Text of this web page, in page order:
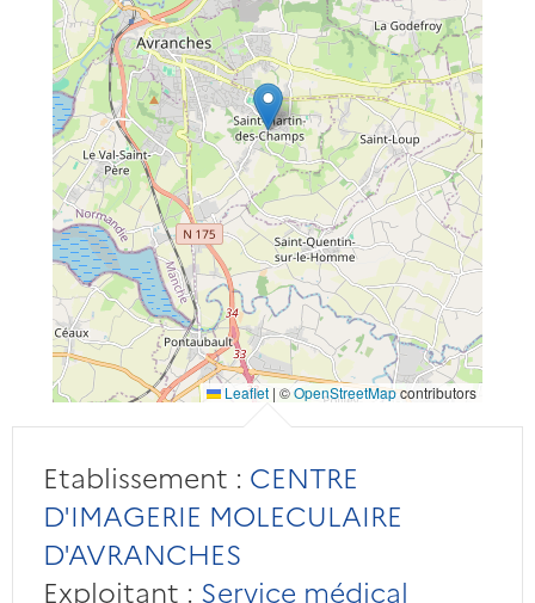
Leaflet | ©OpenStreetMapcontributors
Etablissement : CENTRE
D'IMAGERIE MOLECULAIRE
D'AVRANCHES
Exploitant : Service médical